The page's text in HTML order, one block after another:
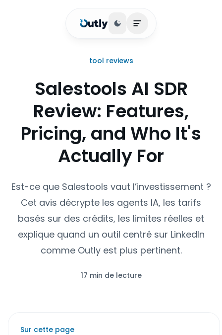
Basculer le thème
Ouvrir le menu
tool reviews
Salestools AI SDR
Review: Features,
Pricing, and Who It's
Actually For
Est-ce que Salestools vaut l’investissement ?
Cet avis décrypte les agents IA, les tarifs
basés sur des crédits, les limites réelles et
explique quand un outil centré sur LinkedIn
comme Outly est plus pertinent.
17 min de lecture
Sur cette page